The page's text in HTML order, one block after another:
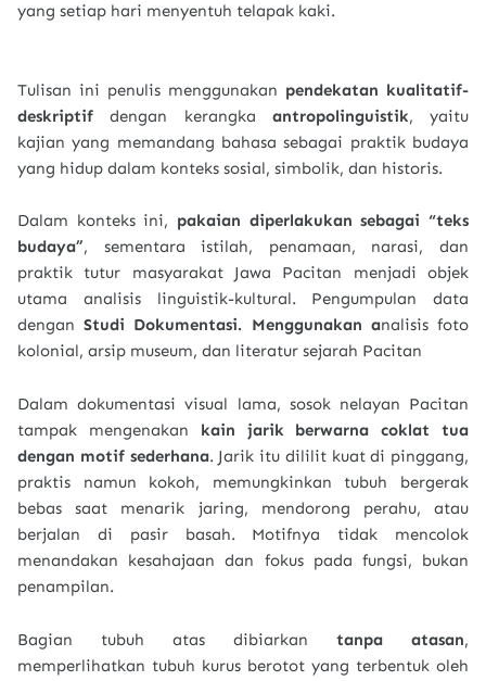
yang setiap hari menyentuh telapak kaki.
Tulisan ini penulis menggunakan pendekatan kualitatif-
deskriptif dengan kerangka antropolinguistik, yaitu
kajian yang memandang bahasa sebagai praktik budaya
yang hidup dalam konteks sosial, simbolik, dan historis.
Dalam konteks ini, pakaian diperlakukan sebagai “teks
budaya”, sementara istilah, penamaan, narasi, dan
praktik tutur masyarakat Jawa Pacitan menjadi objek
utama analisis linguistik-kultural. Pengumpulan data
denganStudi Dokumentasi. Menggunakan analisis foto
kolonial, arsip museum, dan literatur sejarah Pacitan
Dalam dokumentasi visual lama, sosok nelayan Pacitan
tampak mengenakan kain jarik berwarna coklat tua
dengan motif sederhana. Jarik itu dililit kuat di pinggang,
praktis namun kokoh, memungkinkan tubuh bergerak
bebas saat menarik jaring, mendorong perahu, atau
berjalan di pasir basah. Motifnya tidak mencolok
menandakan kesahajaan dan fokus pada fungsi, bukan
penampilan.
Bagian tubuh atas dibiarkan tanpa atasan,
memperlihatkan tubuh kurus berotot yang terbentuk oleh